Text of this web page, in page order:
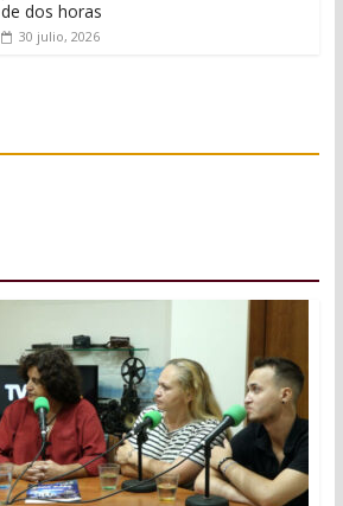
de dos horas
30 julio, 2026